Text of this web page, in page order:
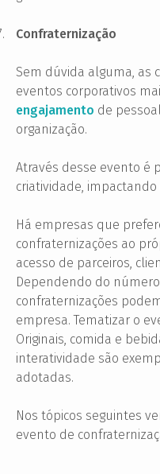
Confraternização
Sem dúvida alguma, as
eventos corporativos
engajamento de
organização.
Através desse evento é
criatividade,
Há empresas que
confraternizações ao
acesso de parceiros,
Dependendo do
confraternizações
empresa. Tematizar o
Originais, comida e
interatividade são
adotadas.
Nos tópicos seguintes
evento de